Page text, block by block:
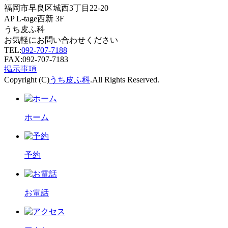
福岡市早良区城西3丁目22-20
AP L-tage西新 3F
うち皮ふ科
お気軽にお問い合わせください
TEL:092-707-7188
FAX:092-707-7183
掲示事項
Copyright (C)うち皮ふ科.All Rights Reserved.
ホーム
予約
お電話